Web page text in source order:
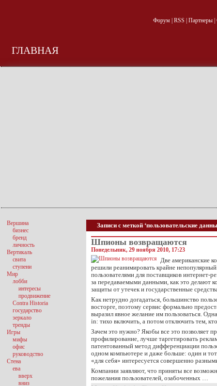
Форум| RSS Партнеры|
ГЛАВНАЯ
Записи с меткой ‘пользовательские
Шпионы возвращаются
Понедельник, 29 ноября 2010, 17:23
Две американские
решили реанимировать крайне
пользователями для поставщиков интернет-
за передаваемыми данными, как это делают
защиты от утечек и государственные
Как нетрудно догадаться, большинство
восторге, поэтому сервис формально
выразил явное желание им пользоваться.
in: тихо включить, а потом отключить тем,
Зачем это нужно? Якобы все это позволяет
профилирование, лучше таргетировать
патентованный метод дифференциации
одном компьютере и даже больше: один и
«для себя» интересуется совершенно
Компании заявляют, что приняты все
пожелания пользователей, озабоченных …
Вершина
бизнес
бренд
личность
Вертикаль
свита
ступени
Мир
лобби
интересы
продвижение
Contra Historia
государство
зеркало
тренды
Игры
мифы
офис
руководство
Стена
ева
вверх
вниз